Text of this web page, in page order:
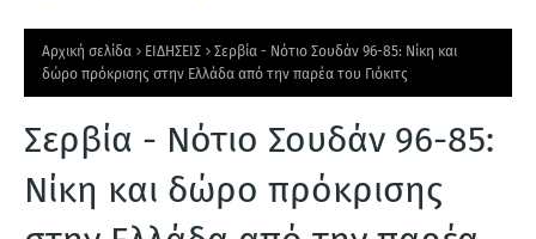
Τ
Ι
Α
Ε
Αρχική σελίδα ΕΙΔΗΣΕΙΣ
Σερβία - Νότιο Σουδάν 96-85: Νίκη και
δώρο πρόκρισης στην Ελλάδα από την παρέα του Γιόκιτς
Σερβία - Νότιο Σουδάν 96-85:
Νίκη και δώρο πρόκρισης